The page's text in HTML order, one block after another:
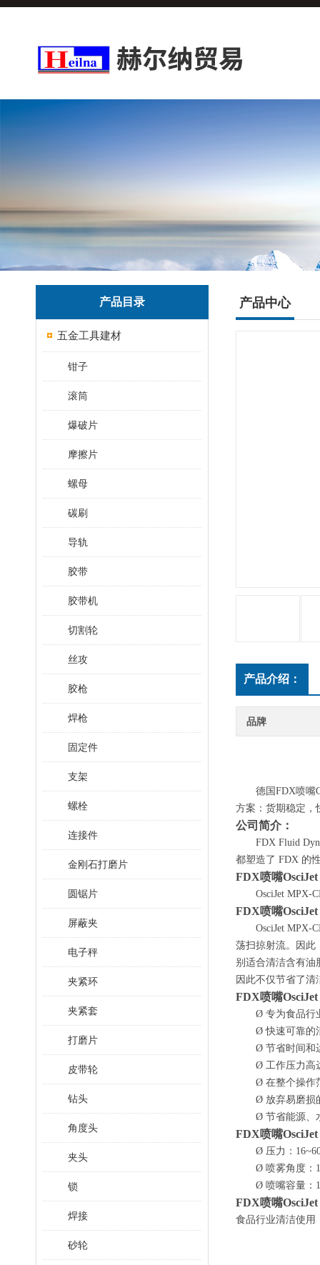
产品目录
五金工具建材
钳子
滚筒
爆破片
摩擦片
螺母
碳刷
导轨
胶带
胶带机
切割轮
丝攻
胶枪
焊枪
固定件
支架
螺栓
连接件
金刚石打磨片
圆锯片
屏蔽夹
电子秤
夹紧环
夹紧套
打磨片
皮带轮
钻头
角度头
夹头
锁
焊接
砂轮
产品中心
产品介绍：
品牌
德国 FDX喷嘴
方案：货期稳定，
公司简介：
FDX Fluid
都塑造了 FDX 的
FDX喷嘴
OsciJet MPX-
FDX喷嘴
OsciJet MPX-
荡扫掠射流。因此
别适合清洁含有油
因此不仅节省了
FDX喷嘴
Ø 专为食品行
Ø快速可靠的
Ø 节省时间和
Ø 工作压力高
Ø 在整个操作
Ø 放弃易磨损
Ø 节省能源、
FDX喷嘴
Ø 压力：
Ø 喷雾角度：
Ø 喷嘴容量：
FDX喷嘴
食品行业清洁使用